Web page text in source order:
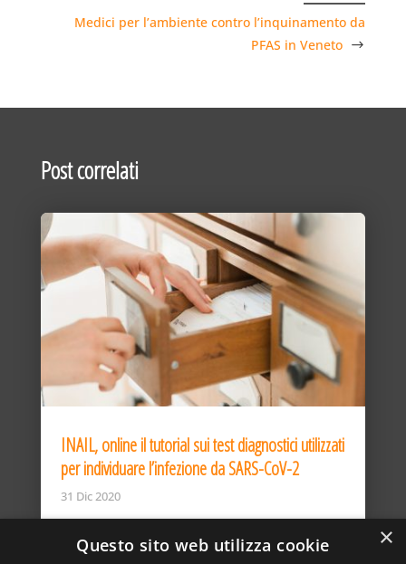
Medici per l’ambiente contro l’inquinamento da
PFAS in Veneto
Post correlati
INAIL, online il tutorial sui test diagnostici utilizzati
per individuare l’infezione da SARS-CoV-2
31 Dic 2020
×
Questo sito web utilizza cookie